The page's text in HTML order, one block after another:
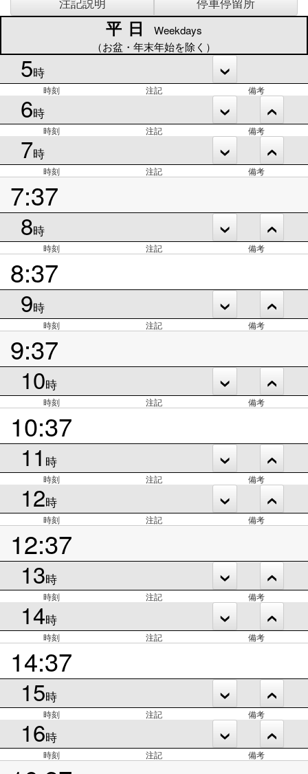
平日
Weekdays
（お盆・年末年始を除く）
5時
時刻 注記 備考
6時
時刻 注記 備考
7時
時刻 注記 備考
7:37
8時
時刻 注記 備考
8:37
9時
時刻 注記 備考
9:37
10時
時刻 注記 備考
10:37
11 時
時刻 注記 備考
12時
時刻 注記 備考
12:37
13時
時刻 注記 備考
14時
時刻 注記 備考
14:37
15時
時刻 注記 備考
16時
時刻 注記 備考